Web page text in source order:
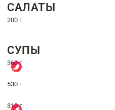
САЛАТЫ
200 г
СУПЫ
360 г
530 г
310 г